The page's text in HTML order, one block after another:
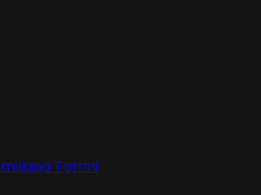
Torrini